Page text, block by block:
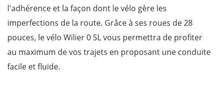
l'adhérence et la façon dont le vélo gère les
imperfections de la route. Grâce à ses roues de 28
pouces, le vélo Wilier 0 SL vous permettra de profiter
au maximum de vos trajets en proposant une conduite
facile et fluide.